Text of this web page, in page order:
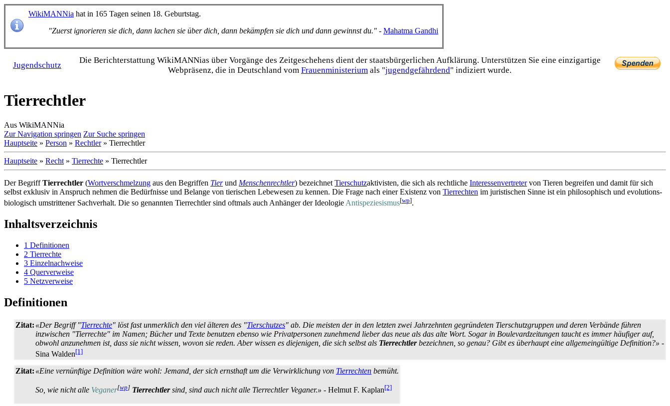
WikiMANNia hat in 165 Tagen seinen 18. Geburtstag.
"Zuerst ignorieren sie dich, dann lachen sie über dich, dann bekämpfen sie dich und dann gewinnst du." - Mahatma Gandhi
Jugendschutz
Die Bericht­erstattung WikiMANNias über Vorgänge des Zeitgeschehens dient der staats­bürgerlichen Aufklärung. Unterstützen Sie eine einzig­artige
Webpräsenz, die in Deutschland vom Frauen­ministerium als "jugend­gefährdend" indiziert wurde.
Tierrechtler
Aus WikiMANNia
Zur Navigation springen Zur Suche springen
Hauptseite » Person » Rechtler» Tierrechtler
Hauptseite » Recht » Tierrechte » Tierrechtler
Der BegriffTierrechtler (Wortverschmelzung aus den Begriffen Tierund Menschen­rechtler) bezeichnet Tierschutz­aktivisten, die sich als rechtliche Interessen­vertretervon Tieren begreifen und damit für sich
selbst exklusiv in Anspruch nehmen die Bedürfnisse und Belange von tierischen Lebewesen zu kennen. Die Frage nach einer Existenz von Tierrechten im juristischen Sinne ist ein philosophisch und evolutions­
biologisch umstrittener Sachverhalt. Die so genannten Tierrechtler sind oftmals auch Anhänger der Ideologie Anti­speziesismus[wp].
Inhaltsverzeichnis
1 Definitionen
2 Tierrechte
3 Einzelnachweise
4 Querverweise
5 Netzverweise
Definitionen
Zitat: «Der Begriff "Tierrechte" löst fast unmerklich den viel älteren des "Tierschutzes" ab. Die meisten der in den letzten zwei Jahrzehnten gegründeten Tier­schutz­gruppen und deren Verbände führen
inzwischen "Tierrechte" im Namen; Bücher und Texte benutzen ebenso wie Privat­personen zunehmend lieber das neue als das alte Wort. Sogar in Boulevard­zeitungen taucht es immer häufiger auf,
obwohl anzunehmen ist, dass sie nicht wissen, wovon sie reden. Aber wissen es diejenigen, die sich selbst als Tier­rechtlerbezeichnen, so genau? Gibt es überhaupt eine allgemein­gültige Definition?» -
Sina Walden[1]
Zitat: «Eine vernünftige Definition wäre wohl: Jemand, der sich ernsthaft um die Verwirklichung von Tierrechten bemüht.
So, wie nicht alle Veganer[wp] Tierrechtlersind, sind auch nicht alle Tierrechtler Veganer.» - Helmut F. Kaplan[2]